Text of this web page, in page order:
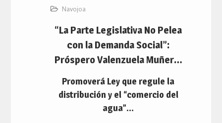
Navojoa
“La Parte Legislativa No Pelea
con la Demanda Social”:
Próspero Valenzuela Muñer…
Promoverá Ley que regule la
distribución y el “comercio del
agua”…